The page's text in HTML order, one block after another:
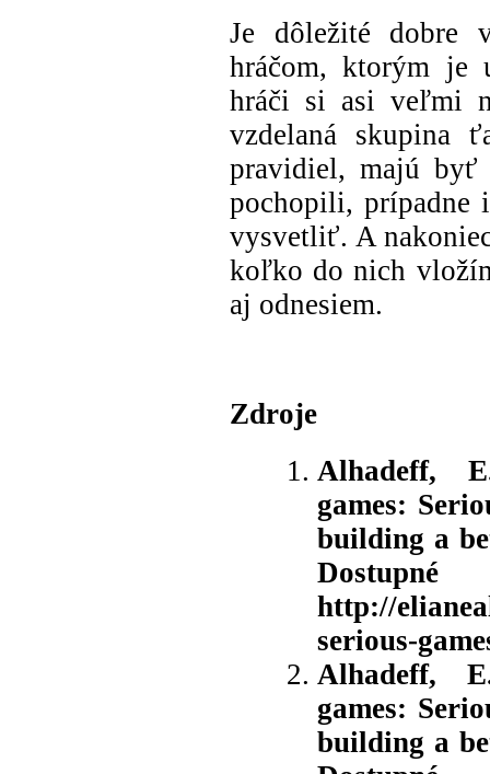
Je dôležité dobre
hráčom, ktorým je
hráči si asi veľmi
vzdelaná skupina
pravidiel, majú byť
pochopili, prípadne
vysvetliť. A
koľko do nich
aj odnesiem.
Zdroje
Alhadeff,
games:
building a
http://
serious-
Alhadeff,
games:
building a